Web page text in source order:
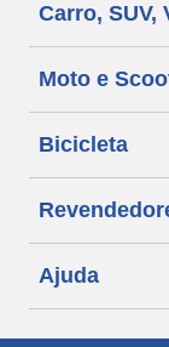
Carro, SUV,
Moto e
Bicicleta
Ajuda